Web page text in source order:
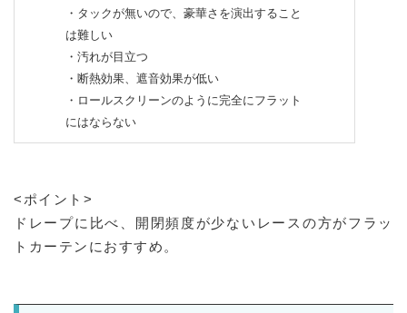
・タックが無いので、豪華さを演出すること
は難しい
・汚れが目立つ
・断熱効果、遮音効果が低い
・ロールスクリーンのように完全にフラット
にはならない
<ポイント>
ドレープに比べ、開閉頻度が少ないレースの方がフラッ
トカーテンにおすすめ。